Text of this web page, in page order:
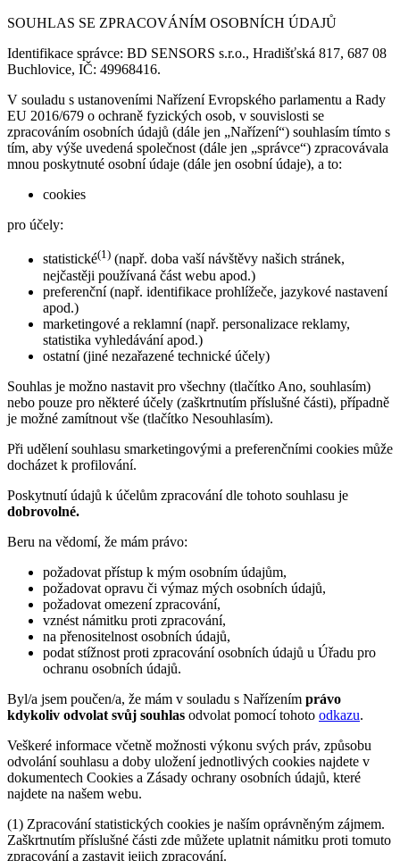
SOUHLAS SE ZPRACOVÁNÍM OSOBNÍCH ÚDAJŮ
Identifikace správce: BD SENSORS s.r.o., Hradišťská 817, 687 08
Buchlovice, IČ: 49968416.
V souladu s ustanoveními Nařízení Evropského parlamentu a Rady
EU 2016/679 o ochraně fyzických osob, v souvislosti se
zpracováním osobních údajů (dále jen „Nařízení“) souhlasím tímto s
tím, aby výše uvedená společnost (dále jen „správce“) zpracovávala
mnou poskytnuté osobní údaje (dále jen osobní údaje), a to:
cookies
pro účely:
statistické(1) (např. doba vaší návštěvy našich stránek,
nejčastěji používaná část webu apod.)
preferenční (např. identifikace prohlížeče, jazykové nastavení
apod.)
marketingové a reklamní (např. personalizace reklamy,
statistika vyhledávání apod.)
ostatní (jiné nezařazené technické účely)
Souhlas je možno nastavit pro všechny (tlačítko Ano, souhlasím)
nebo pouze pro některé účely (zaškrtnutím příslušné části), případně
je možné zamítnout vše (tlačítko Nesouhlasím).
Při udělení souhlasu smarketingovými a preferenčními cookies může
docházet k profilování.
Poskytnutí údajů k účelům zpracování dle tohoto souhlasu je
dobrovolné.
Beru na vědomí, že mám právo:
požadovat přístup k mým osobním údajům,
požadovat opravu či výmaz mých osobních údajů,
požadovat omezení zpracování,
vznést námitku proti zpracování,
na přenositelnost osobních údajů,
podat stížnost proti zpracování osobních údajů u Úřadu pro
ochranu osobních údajů.
Byl/a jsem poučen/a, že mám v souladu s Nařízením právo
kdykoliv odvolat svůj souhlas odvolat pomocí tohoto odkazu.
Veškeré informace včetně možnosti výkonu svých práv, způsobu
odvolání souhlasu a doby uložení jednotlivých cookies najdete v
dokumentech Cookies a Zásady ochrany osobních údajů, které
najdete na našem webu.
(1) Zpracování statistických cookies je naším oprávněným zájmem.
Zaškrtnutím příslušné části zde můžete uplatnit námitku proti tomuto
zpracování a zastavit jejich zpracování.